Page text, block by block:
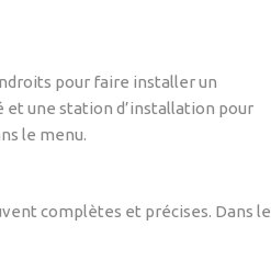
pour faire installer un
et une station d’installation pour
le menu.
complètes et précises. Dans le